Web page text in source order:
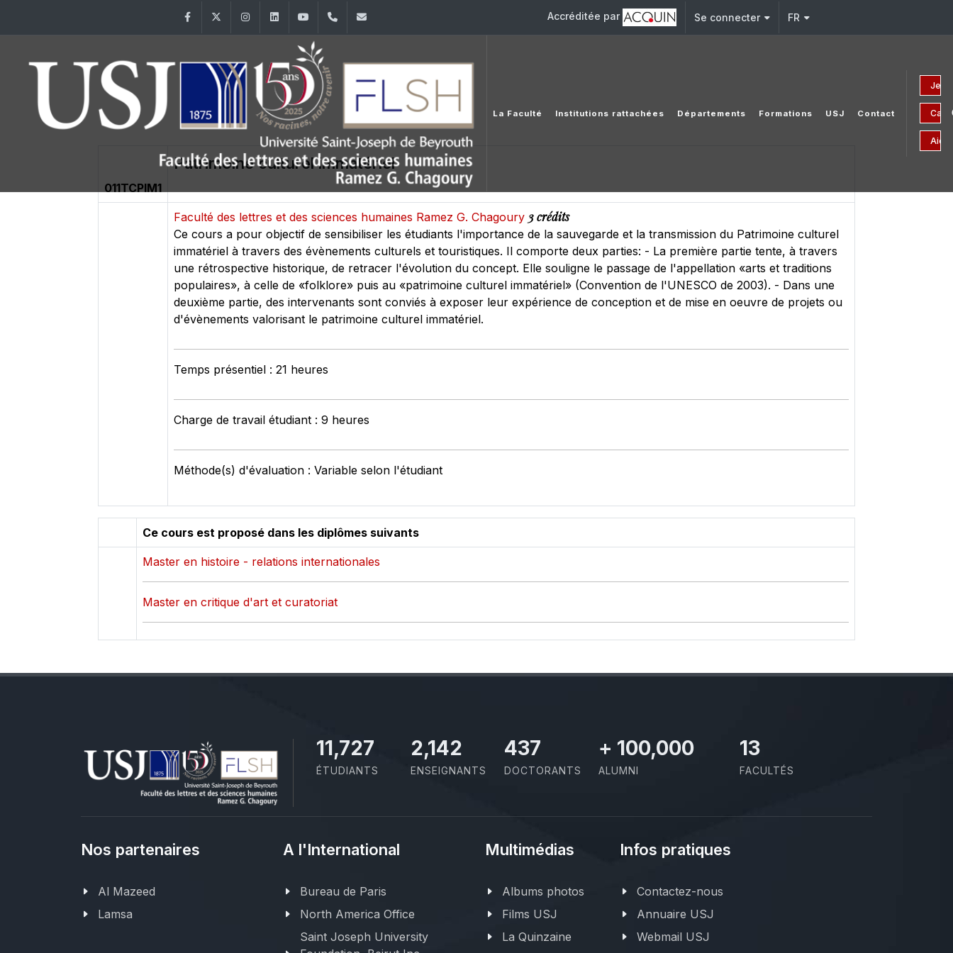
FacebookTwitter InstagramLinkedInYouTube+961 (1) 421 000 Accréditée par Se connecter FR
Je
La Faculté Institutions rattachées Départements Formations USJ Contact
011TCPIM1
Patrimoine culturel immatériel
Faculté des lettres et des sciences humaines Ramez G. Chagoury 3 crédits
Ce cours a pour objectif de sensibiliser les étudiants l'importance de la sauvegarde et la transmission du Patrimoine culturel
immatériel à travers des évènements culturels et touristiques. Il comporte deux parties: - La première partie tente, à travers
une rétrospective historique, de retracer l'évolution du concept. Elle souligne le passage de l'appellation «arts et traditions
populaires», à celle de «folklore» puis au «patrimoine culturel immatériel» (Convention de l'UNESCO de 2003). - Dans une
deuxième partie, des intervenants sont conviés à exposer leur expérience de conception et de mise en oeuvre de projets ou
d'évènements valorisant le patrimoine culturel immatériel.
Temps présentiel : 21 heures
Charge de travail étudiant : 9 heures
Méthode(s) d'évaluation : Variable selon l'étudiant
Ce cours est proposé dans les diplômes suivants
Master en histoire - relations internationales
Master en critique d'art et curatoriat
11,727
ÉTUDIANTS
2,142
ENSEIGNANTS
437
DOCTORANTS
+ 100,000
ALUMNI
13
FACULTÉS
Nos partenaires
Al Mazeed
Lamsa
A l'International
Bureau de Paris
North America Office
Saint Joseph University
Multimédias
Albums photos
Films USJ
La Quinzaine
Infos pratiques
Contactez-nous
Annuaire USJ
Webmail USJ